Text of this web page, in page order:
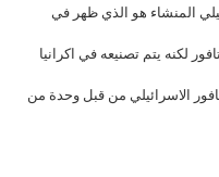
يصر على ان الرشاش من نوع تافور اكس 95 الاسرائيلي المنشاء هو الذي ظهر في
لكنه يتم تصنيعه في اكرانيا
الاسرائيلي من قبل وحدة من